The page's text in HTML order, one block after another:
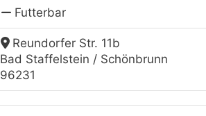
Futterbar
Reundorfer Str. 11b
Bad Staffelstein / Schönbrunn
96231